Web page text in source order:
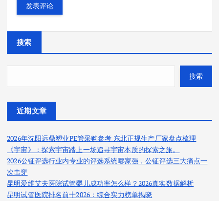
搜索
搜索
近期文章
2026年沈阳远鼎塑业PE管采购参考 东北正规生产厂家盘点梳理
《宇宙》：探索宇宙踏上一场追寻宇宙本质的探索之旅。
2026公钲评选行业内专业的评选系统哪家强，公钲评选三大痛点一
次击穿
昆明爱维艾夫医院试管婴儿成功率怎么样？2026真实数据解析
昆明试管医院排名前十2026：综合实力榜单揭晓